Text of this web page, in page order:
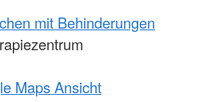
mit Behinderungen
Maps Ansicht